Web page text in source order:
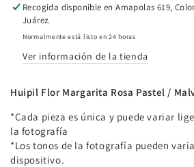
Recogida disponible enAmapolas 619,
Juárez.
Normalmente está listo en 24 horas
Ver información de la tienda
Huipil Flor Margarita Rosa Pastel /
*Cada pieza es única y puede variar
la fotografía
*Los tonos de la fotografía pueden
dispositivo.